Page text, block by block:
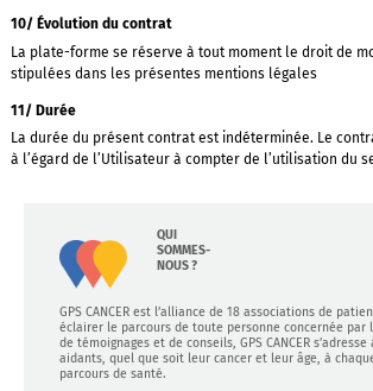
10/ Évolution du contrat
La plate-forme se réserve à tout moment le droit de
stipulées dans les présentes mentions légales
11/ Durée
La durée du présent contrat est indéterminée. Le
à l’égard de l’Utilisateur à compter de l’utilisation du
QUI
SOMMES-
NOUS ?
GPS CANCER est l’alliance de 18 associations de
éclairer le parcours de toute personne concernée par
de témoignages et de conseils, GPS CANCER
aidants, quel que soit leur cancer et leur âge, à
parcours de santé.